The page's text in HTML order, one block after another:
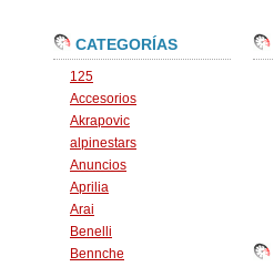
CATEGORÍAS
125
Accesorios
Akrapovic
alpinestars
Anuncios
Aprilia
Arai
Benelli
Bennche